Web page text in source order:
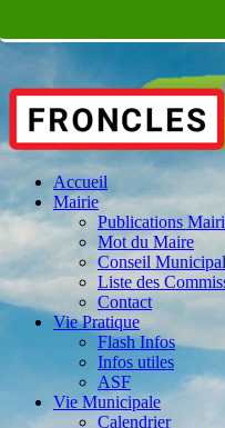
Accueil
Mairie
Publications
Mot du Maire
Conseil Municipal
Liste des
Contact
Vie Pratique
Flash Infos
Infos utiles
ASF
Vie Municipale
Calendrier